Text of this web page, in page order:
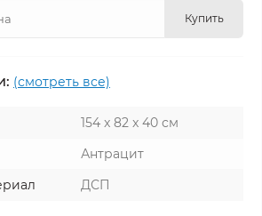
Купить
(смотреть все)
154 x 82 x 40 см
Антрацит
ДСП